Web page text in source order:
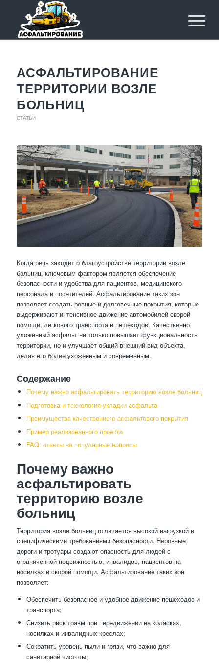
АСФАЛЬТИРОВАНИЕ
ТЕРРИТОРИИ ВОЗЛЕ
БОЛЬНИЦ
СТАТЬИ
Когда речь заходит о благоустройстве территории возле
больниц, ключевым фактором является обеспечение
безопасности и удобства для пациентов, медицинского
персонала и посетителей. Асфальтирование таких зон
позволяет создать ровные и долговечные покрытия, которые
выдерживают интенсивное движение автомобилей скорой
помощи, легкового транспорта и пешеходов. Качественно
уложенный асфальт не только повышает функциональность
территории, но и улучшает общий внешний вид объекта,
делая его более ухоженным и современным.
Содержание
Почему важно асфальтировать территорию возле больниц
Подготовка и технология укладки асфальта
Преимущества качественного асфальтового покрытия
Пример реализованного проекта
FAQ: ответы на популярные вопросы
Почему важно
асфальтировать
территорию возле
больниц
Территория возле больниц отличается высокой нагрузкой и
специфическими требованиями безопасности. Неровные
дороги и тротуары создают опасность для людей с
ограниченной подвижностью, инвалидов, пациентов на
носилках и скорой помощи. Асфальтирование таких зон
позволяет:
Обеспечить безопасное и удобное движение пешеходов и
транспорта;
Снизить риск травм при передвижении на колясках,
носилках и инвалидных креслах;
Сократить уровень пыли и грязи, что важно для
санитарной чистоты;